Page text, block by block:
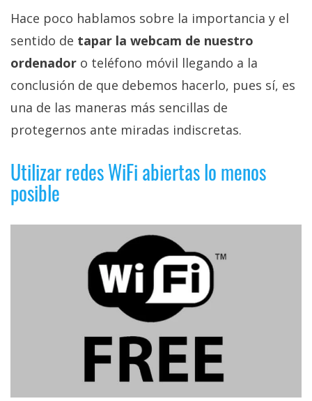
reservados.
Hace poco hablamos sobre la importancia y el
sentido de tapar la webcam de nuestro
ordenador o teléfono móvil llegando a la
conclusión de que debemos hacerlo, pues sí, es
una de las maneras más sencillas de
protegernos ante miradas indiscretas.
Utilizar redes WiFi abiertas lo menos
posible